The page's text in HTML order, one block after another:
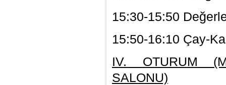
15:30-15:50
15:50-16:10 Çay-
IV. OTURUM
SALONU)